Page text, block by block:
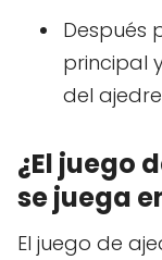
Después
principal
del
¿El juego
se juega
El juego de